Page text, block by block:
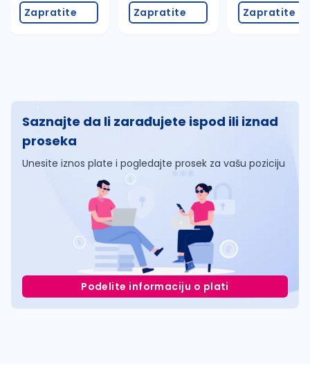
Zapratite Zapratite Zapratite
Saznajte da li zarađujete ispod ili iznad
proseka
Unesite iznos plate i pogledajte prosek za vašu poziciju
Podelite informaciju o plati